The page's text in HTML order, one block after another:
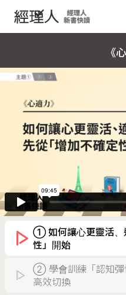
《
① 如何讓心更靈活、
性」開始
② 學會訓練「認知彈
高效切換